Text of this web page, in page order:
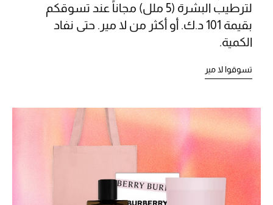
عرض جميع المنتجات
خصومات
عودة صغاركم للمدارس
الموسم الجديد
ما وصل حديثاً
ركن أناقة المنتجعات
لترطيب البشرة (5 ملل) مجاناً عند تسوقكم
بقيمة 101 د.ك. أو أكثر من لا مير. حتى نفاد
الكمية.
تسوقوا لا مير